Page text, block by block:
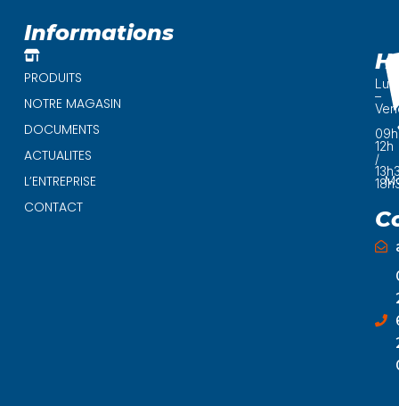
Informations
PRODUITS
NOTRE MAGASIN
DOCUMENTS
ACTUALITES
L’ENTREPRISE
CONTACT
–
12h
/